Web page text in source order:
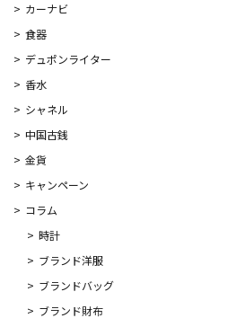
カーナビ
食器
デュポンライター
香水
シャネル
中国古銭
金貨
キャンペーン
コラム
時計
ブランド洋服
ブランドバッグ
ブランド財布